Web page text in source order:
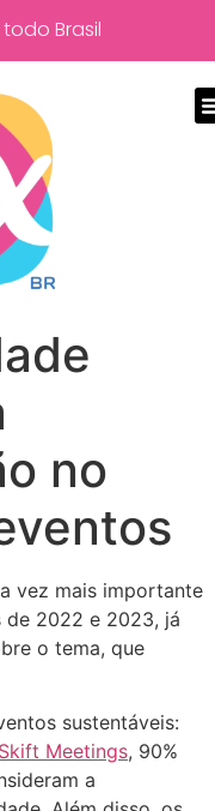
Brasil
no
vez mais importante
de 2022 e 2023, já
o tema, que
sustentáveis:
Skift Meetings, 90%
a